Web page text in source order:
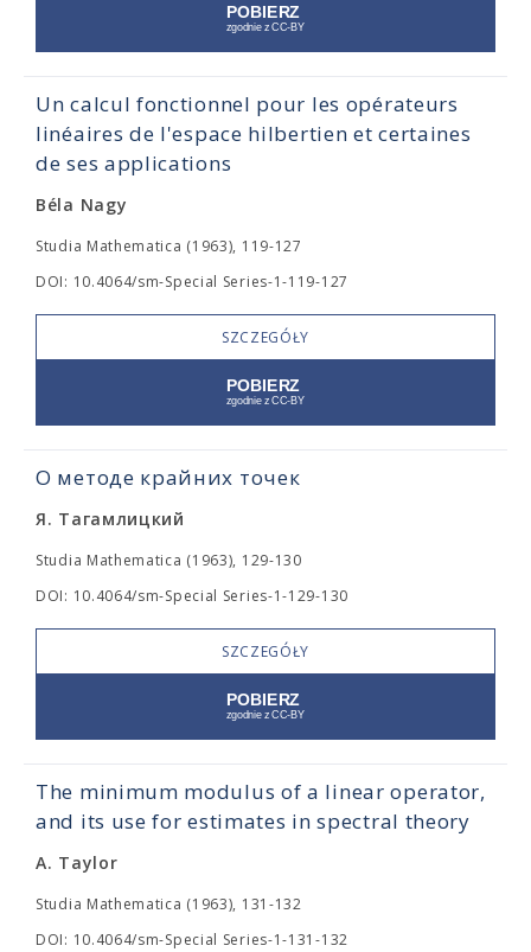
Un calcul fonctionnel pour les opérateurs
linéaires de l'espace hilbertien et certaines
de ses applications
Béla Nagy
Studia Mathematica (1963), 119-127
DOI: 10.4064/sm-Special Series-1-119-127
SZCZEGÓŁY
О методе крайних точек
Я. Тагамлицкий
Studia Mathematica (1963), 129-130
DOI: 10.4064/sm-Special Series-1-129-130
SZCZEGÓŁY
The minimum modulus of a linear operator,
and its use for estimates in spectral theory
A. Taylor
Studia Mathematica (1963), 131-132
DOI: 10.4064/sm-Special Series-1-131-132